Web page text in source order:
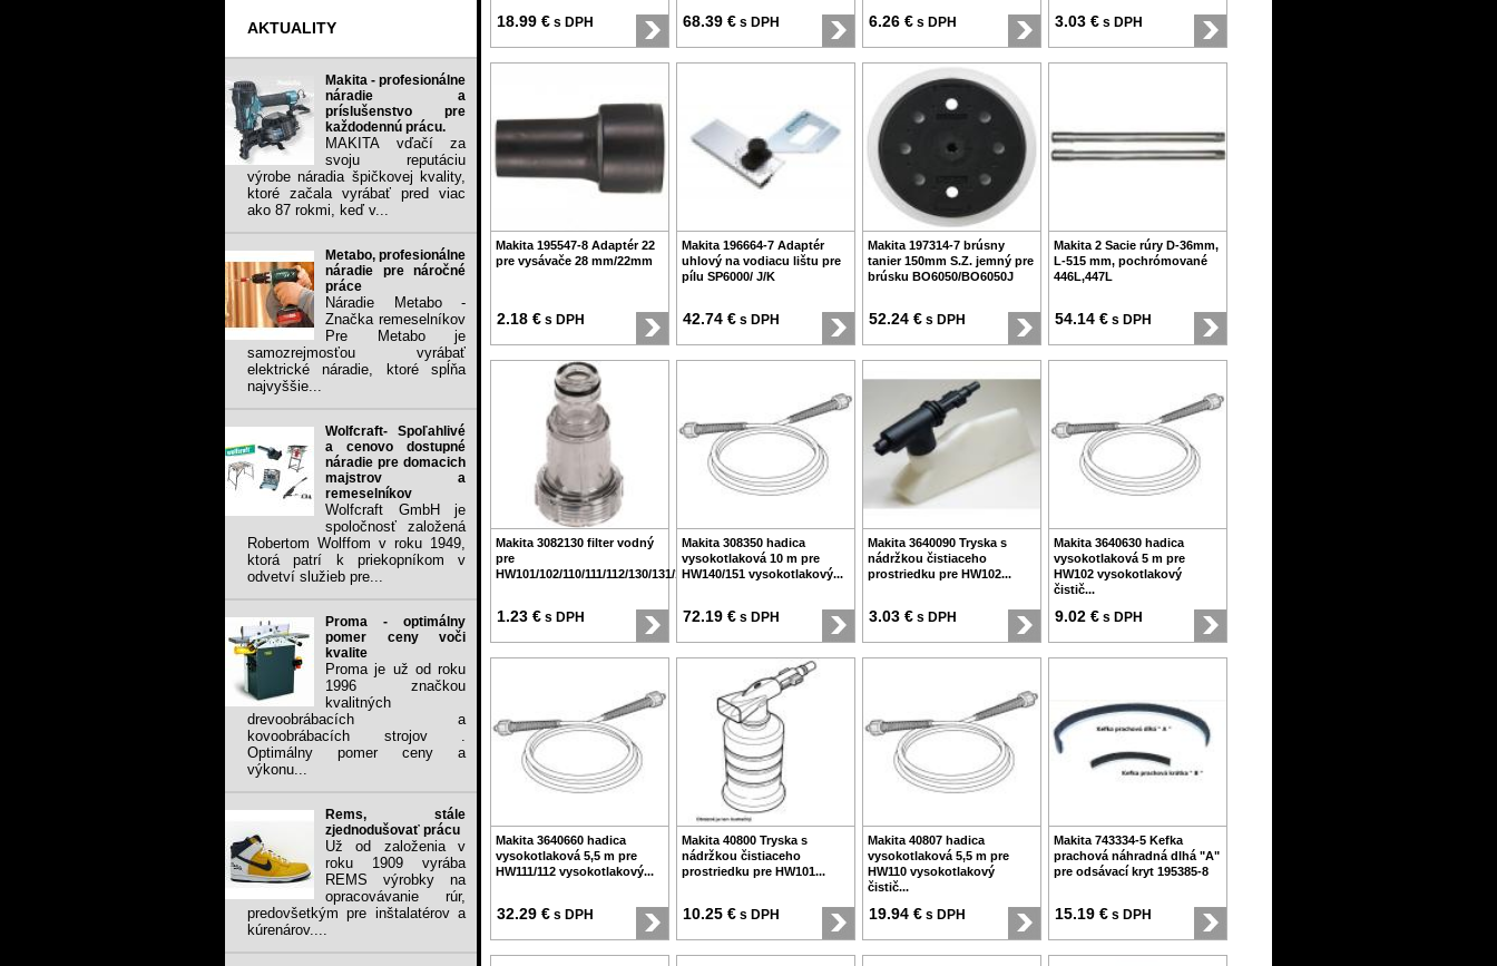
AKTUALITY
Makita - profesionálne
náradie a
príslušenstvo pre
každodennú prácu.
MAKITA vďačí za
svoju reputáciu
výrobe náradia špičkovej kvality,
ktoré začala vyrábať pred viac
ako 87 rokmi, keď v...
Metabo, profesionálne
náradie pre náročné
práce
Náradie Metabo -
Značka remeselníkov
Pre Metabo je
samozrejmosťou vyrábať
elektrické náradie, ktoré spĺňa
najvyššie...
Wolfcraft- Spoľahlivé
a cenovo dostupné
náradie pre domacich
majstrov a
remeselníkov
Wolfcraft GmbH je
spoločnosť založená
Robertom Wolffom v roku 1949,
ktorá patrí k priekopníkom v
odvetví služieb pre...
Proma - optimálny
pomer ceny voči
kvalite
Proma je už od roku
1996 značkou
kvalitných
drevoobrábacích a
kovoobrábacích strojov .
Optimálny pomer ceny a
výkonu...
Rems, stále
zjednodušovať prácu
Už od založenia v
roku 1909 vyrába
REMS výrobky na
opracovávanie rúr,
predovšetkým pre inštalatérov a
kúrenárov....
18.99 € s DPH 68.39 € s DPH 6.26 € s DPH 3.03 € s DPH
Makita 195547-8 Adaptér 22
pre vysávače 28 mm/22mm
2.18 € s DPH
Makita 196664-7 Adaptér
uhlový na vodiacu lištu pre
pílu SP6000/ J/K
42.74 € s DPH
Makita 197314-7 brúsny
tanier 150mm S.Z. jemný pre
brúsku BO6050/BO6050J
52.24 € s DPH
Makita 2 Sacie rúry D-36mm,
L-515 mm, pochrómované
446L,447L
54.14 € s DPH
Makita 3082130 filter vodný
pre
HW101/102/110/111/112/130/131/132/140/151
1.23 € s DPH
Makita 308350 hadica
vysokotlaková 10 m pre
HW140/151 vysokotlakový...
72.19 € s DPH
Makita 3640090 Tryska s
nádržkou čistiaceho
prostriedku pre HW102...
3.03 € s DPH
Makita 3640630 hadica
vysokotlaková 5 m pre
HW102 vysokotlakový
čistič...
9.02 € s DPH
Makita 3640660 hadica
vysokotlaková 5,5 m pre
HW111/112 vysokotlakový...
32.29 € s DPH
Makita 40800 Tryska s
nádržkou čistiaceho
prostriedku pre HW101...
10.25 € s DPH
Makita 40807 hadica
vysokotlaková 5,5 m pre
HW110 vysokotlakový
čistič...
19.94 € s DPH
Makita 743334-5 Kefka
prachová náhradná dlhá "A"
pre odsávací kryt 195385-8
15.19 € s DPH